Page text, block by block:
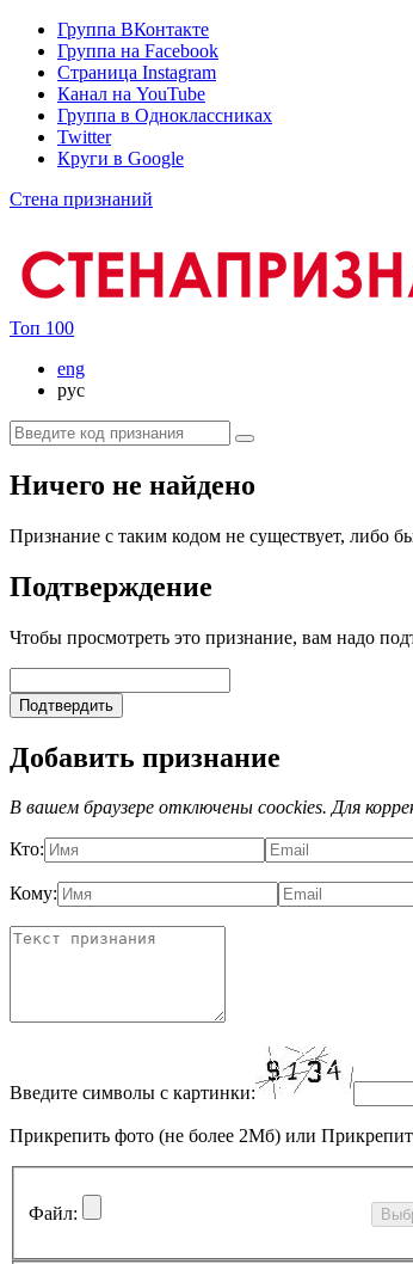
Группа ВКонтакте
Группа на Facebook
Страница Instagram
Канал на YouTube
Группа в Одноклассниках
Twitter
Круги в Google
Стена признаний
Топ 100
eng
рус
Ничего не найдено
Признание с таким кодом не существует, либо
Подтверждение
Чтобы просмотреть это признание, вам надо
Добавить признание
В вашем браузере отключены coockies. Для
Кто:
Кому:
Введите символы с картинки:
Прикрепить фото (не более 2Мб) или
Файл: